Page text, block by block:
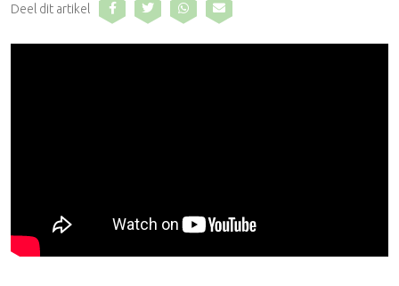
Deel dit artikel